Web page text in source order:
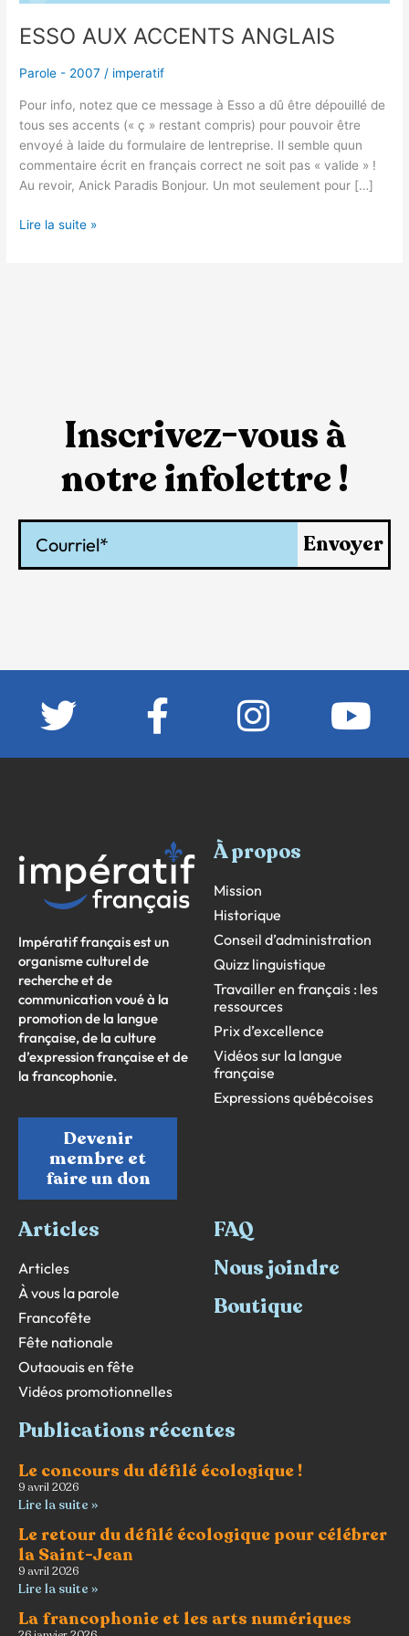
ESSO AUX ACCENTS ANGLAIS
Parole - 2007 / imperatif
Pour info, notez que ce message à Esso a dû être dépouillé de
tous ses accents (« ç » restant compris) pour pouvoir être
envoyé à laide du formulaire de lentreprise. Il semble quun
commentaire écrit en français correct ne soit pas « valide » !
Au revoir, Anick Paradis Bonjour. Un mot seulement pour […]
Lire la suite »
Inscrivez-vous à
notre infolettre !
Envoyer
Impératif français est un
organisme culturel de
recherche et de
communication voué à la
promotion de la langue
française, de la culture
d’expression française et de
la francophonie.
Devenir
membre et
faire un don
À propos
Mission
Historique
Conseil d’administration
Quizz linguistique
Travailler en français : les
ressources
Prix d’excellence
Vidéos sur la langue
française
Expressions québécoises
Articles
Articles
À vous la parole
Francofête
Fête nationale
Outaouais en fête
Vidéos promotionnelles
FAQ
Nous joindre
Boutique
Publications récentes
Le concours du défilé écologique !
9 avril 2026
Lire la suite »
Le retour du défilé écologique pour célébrer
la Saint-Jean
9 avril 2026
Lire la suite »
La francophonie et les arts numériques